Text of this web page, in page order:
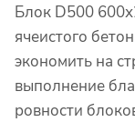
Блок D500
ячеистого
экономить на
выполнение
ровности